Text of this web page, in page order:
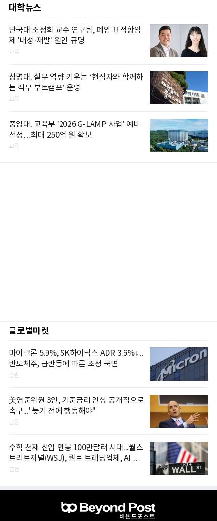
대학뉴스
단국대 조정희 교수 연구팀, 폐암 표적항암
제 '내성·재발' 원인 규명
교육
상명대, 실무 역량 키우는 ‘현직자와 함께하
는 직무 부트캠프’ 운영
교육
중앙대, 교육부 '2026 G-LAMP 사업' 예비
선정…최대 250억 원 확보
교육
글로벌마켓
마이크론 5.9%, SK하이닉스 ADR 3.6%↓...
반도체주, 급반등에 따른 조정 국면
증권
美연준위원 3인, 기준금리 인상 공개적으로
촉구..."늦기 전에 행동해야"
금융
수학 천재 신입 연봉 100만달러 시대...월스
트리트저널(WSJ), 퀀트 트레딩업체, AI 기
업들 인재 확보 경쟁
금융